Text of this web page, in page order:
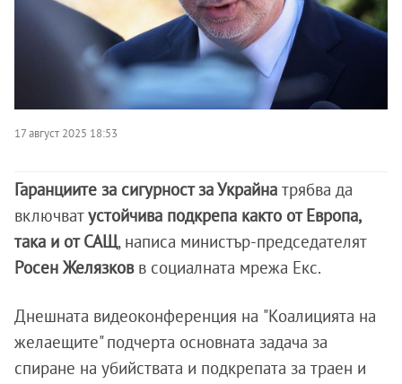
17 август 2025 18:53
Гаранциите за сигурност за Украйна трябва да
включватустойчива подкрепа както от Европа,
така и от САЩ, написа министър-председателят
Росен Желязковв социалната мрежа Екс.
Днешната видеоконференция на "Коалицията на
желаещите" подчерта основната задача за
спиране на убийствата и подкрепата за траен и